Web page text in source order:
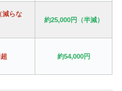
減らな
約25,000円（半減）
約54,000円